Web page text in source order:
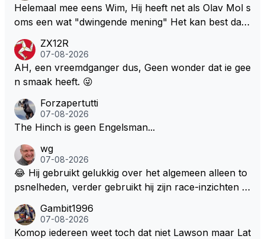
Helemaal mee eens Wim, Hij heeft net als Olav Mol s
oms een wat "dwingende mening" Het kan best dat
l bij Windsor op te roepen. Maar in een tijd zonder r
aces zijn dit leuke berichtjes
ZX12R
07-08-2026
AH, een vreemdganger dus, Geen wonder dat ie gee
n smaak heeft. 😜
Forzapertutti
07-08-2026
The Hinch is geen Engelsman...
wg
07-08-2026
😂 Hij gebruikt gelukkig over het algemeen alleen to
psnelheden, verder gebruikt hij zijn race-inzichten q
een bocht zegt helemaal niets, dus wat dat betreft h
eeft hij sowieso gelijk 😂.
Gambit1996
07-08-2026
Komop iedereen weet toch dat niet Lawson maar Lat